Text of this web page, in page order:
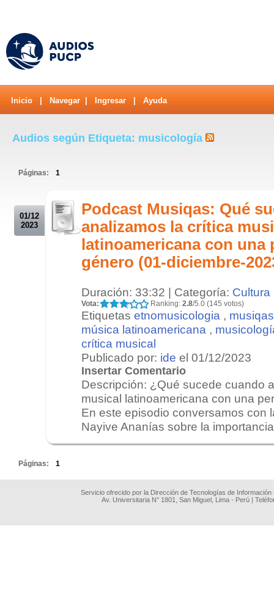
Inicio Navegar Ingresar Ayuda
Audios según Etiqueta: musicología
Páginas: 1
01/12
2023
Podcast Musiqas: Qué
analizamos la crítica
latinoamericana con una
género (01-diciembre-
Duración: 33:32 | Categoría: Cultura
Vota: Ranking: 2.8/5.0 (145 votos)
Etiquetas etnomusicologia , musiqas
música latinoamericana ,
crítica musical
Publicado por: ide el 01/12/2023
Insertar Comentario
Descripción: ¿Qué sucede cuando
musical latinoamericana con una
En este episodio conversamos con
Nayive Ananías sobre la
Páginas: 1
Servicio ofrecido por la Dirección de Tecnologías de
Av. Universitaria N° 1801, San Miguel, Lima - Perú |